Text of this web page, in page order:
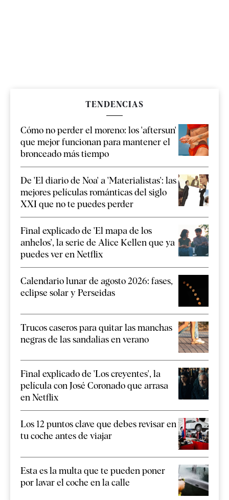
TENDENCIAS
Cómo no perder el moreno: los 'aftersun'
que mejor funcionan para mantener el
bronceado más tiempo
De 'El diario de Noa' a 'Materialistas': las
mejores películas románticas del siglo
XXI que no te puedes perder
Final explicado de 'El mapa de los
anhelos', la serie de Alice Kellen que ya
puedes ver en Netflix
Calendario lunar de agosto 2026: fases,
eclipse solar y Perseidas
Trucos caseros para quitar las manchas
negras de las sandalias en verano
Final explicado de 'Los creyentes', la
película con José Coronado que arrasa
en Netflix
Los 12 puntos clave que debes revisar en
tu coche antes de viajar
Esta es la multa que te pueden poner
por lavar el coche en la calle